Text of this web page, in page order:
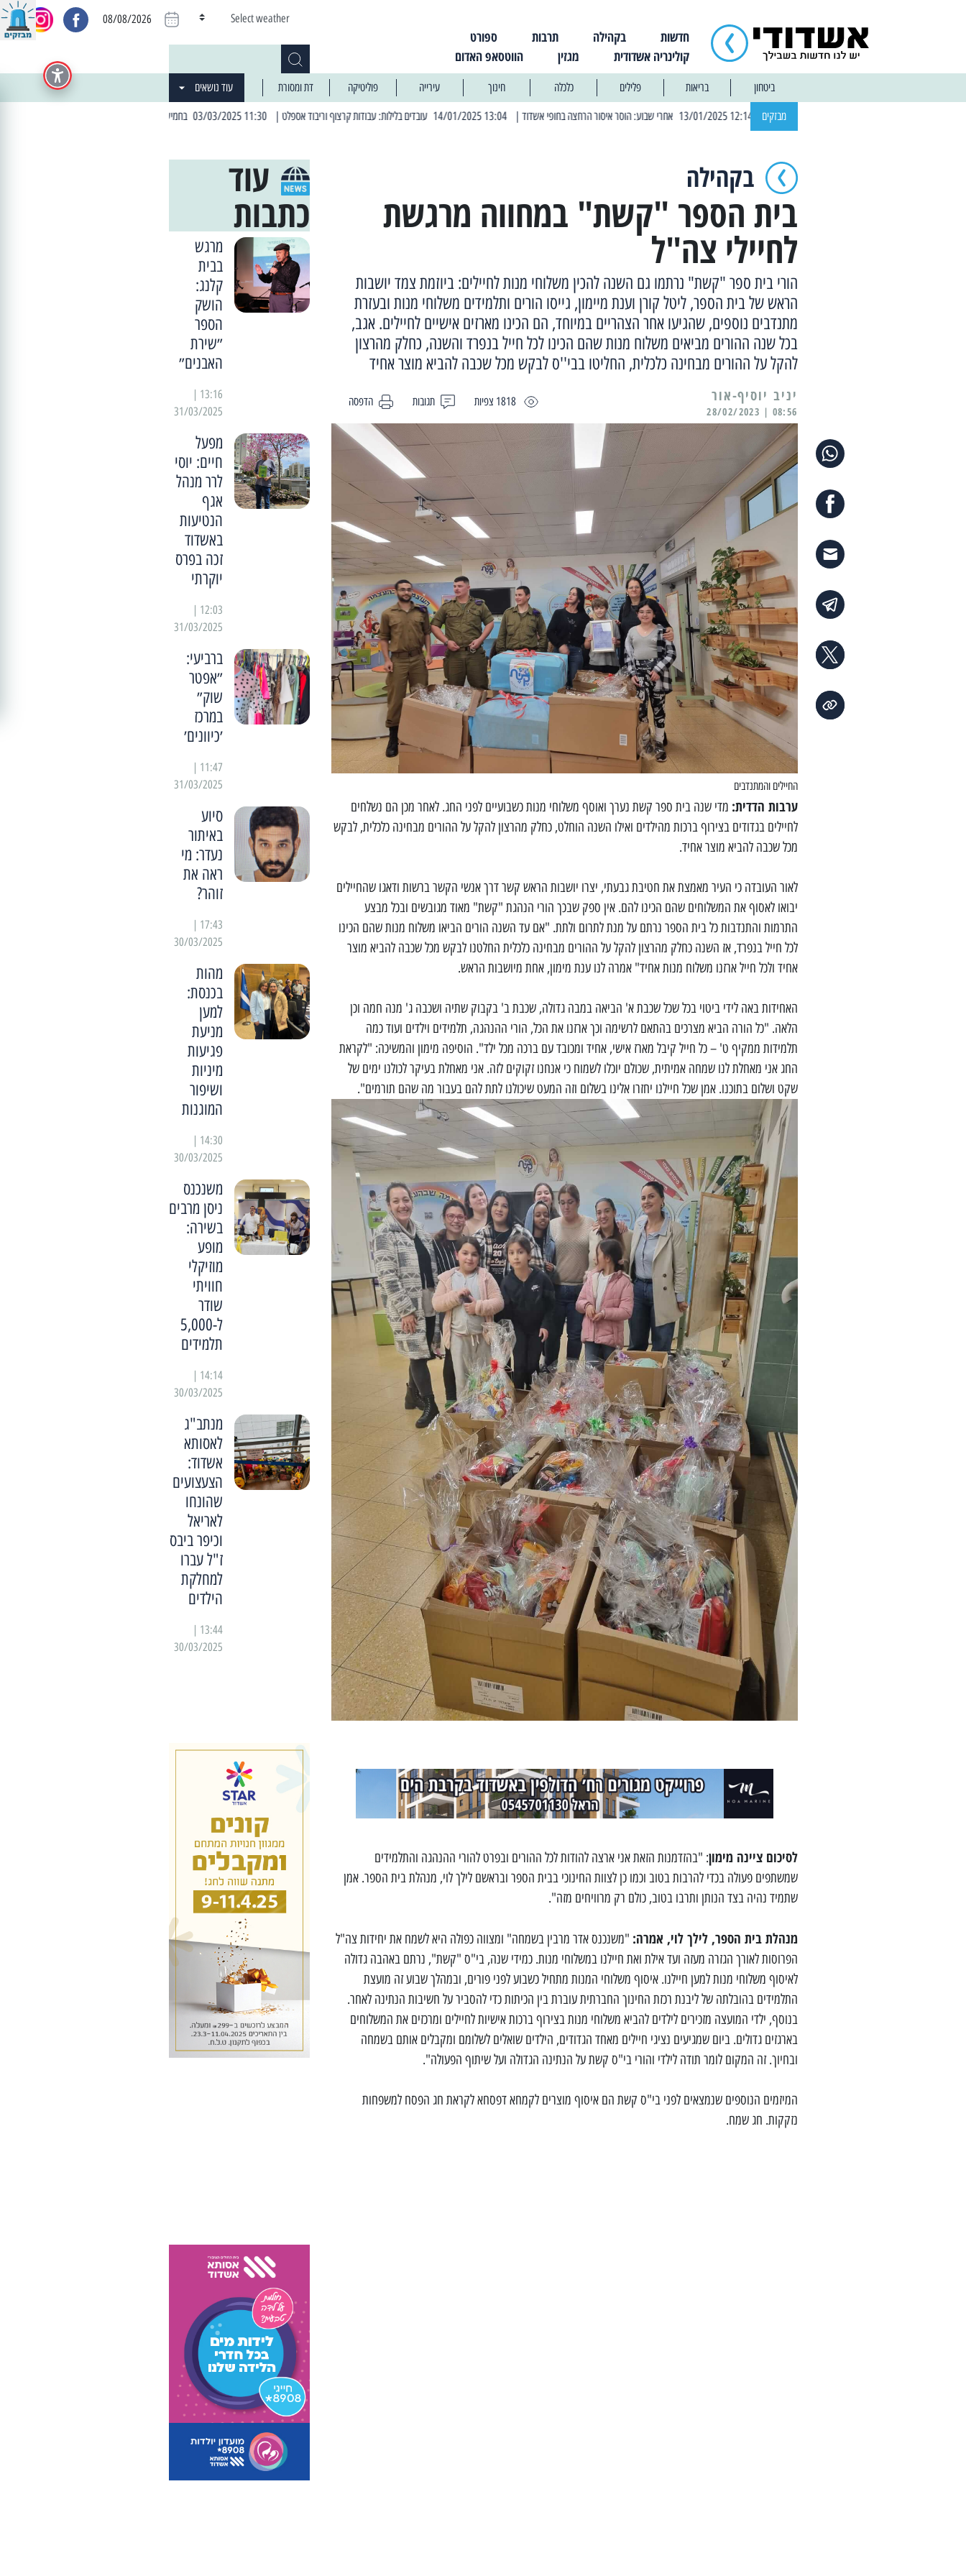
חדשות בקהילה תרבות
ספורט
קולינריה אשדודית
מגזין הווטסאפ האדום
Select weather
08/08/2026
ביטחון בריאות פלילים כלכלה חינוך עירייה פוליטיקה דת ומסורת עוד נושאים
מבזקים | 13:04 14/01/2025 עובדים בלילות: עבודות קרצוף וריבוד אספלט | 11:30 03/03/2025 בחמישי הקרוב: הרחובות בהם תהיה הפסקת חשמל יזומה
בקהילה
בית הספר "קשת" במחווה מרגשת
לחיילי צה"ל
הורי בית ספר "קשת" נרתמו גם השנה להכין משלוחי מנות לחיילים: ביוזמת צמד יושבות
הראש של בית הספר, ליטל קורן וענת מיימון, גייסו הורים ותלמידים משלוחי מנות ובעזרת
מתנדבים נוספים, שהגיעו אחר הצהריים במיוחד, הם הכינו מארזים אישיים לחיילים. אגב,
בכל שנה ההורים מביאים משלוח מנות שהם הכינו לכל חייל בנפרד והשנה, כחלק מהרצון
להקל על ההורים מבחינה כלכלית, החליטו בבי''ס לבקש מכל שכבה להביא מוצר אחיד
1818 צפיות תגובות הדפסה יניב יוסיף-אור
08:56 | 28/02/2023
החיילים והמתנדבים
ערבות הדדית: מדי שנה בית ספר קשת נערך ואוסף משלוחי מנות כשבועיים לפני החג. לאחר מכן הם נשלחים
לחיילים בגדודים בצירוף ברכות מהילדים ואילו השנה הוחלט, כחלק מהרצון להקל על ההורים מבחינה כלכלית, לבקש
מכל שכבה להביא מוצר אחיד.
לאור העובדה כי העיר מאמצת את חטיבת גבעתי, יצרו יושבות הראש קשר דרך אנשי הקשר ברשות ודאגו שהחיילים
יבואו לאסוף את המשלוחים שהם הכינו להם. אין ספק שבכך הורי הנהגת "קשת" מאוד מגובשים ובכל מבצע
התרמות והתנדבות כל בית הספר נרתם על מנת לתרום ולתת. "אם עד השנה הורים הביאו משלוח מנות שהם הכינו
לכל חייל בנפרד, אז השנה כחלק מהרצון להקל על ההורים מבחינה כלכלית החלטנו לבקש מכל שכבה להביא מוצר
אחיד ולכל חייל ארזנו משלוח מנות אחיד" אמרה לנו ענת מימון, אחת מיושבות הראש.
האחידות באה לידי ביטוי בכל שכל שכבת א' הביאה במבה גדולה, שכבת ב' בקבוק שתיה ושכבה ג' מנה חמה וכן
הלאה. "כל הורה הביא מצרכים בהתאם לרשימה וכך ארזנו את הכל, הורי ההנהגה, תלמידים וילדים ועוד כמה
תלמידות ממקיף ט' – כל חייל קיבל מארז אישי, אחיד ומכובד עם ברכה מכל ילד". הוסיפה מימון והמשיכה: "לקראת
החג אני מאחלת לנו שמחה אמיתית, שכולם יוכלו לשמוח כי אנחנו זקוקים לזה. אני מאחלת בעיקר לכולנו ימים של
שקט ושלום בתוכנו. אמן שכל חיילנו יחזרו אלינו בשלום וזה המעט שיכולנו לתת להם בעבור מה שהם תורמים".
לסיכום ציינה מימון: "בהזדמנות הזאת אני ארצה להודות לכל ההורים ובפרט להורי ההנהגה והתלמידים
שמשתפים פעולה בכדי להרבות בטוב וכמו כן לצוות החינוכי בבית הספר ובראשם לילך לוי, מנהלת בית הספר. אמן
שתמיד נהיה בצד הנותן ותרבו בטוב, כולם רק מרוויחים מזה".
מנהלת בית הספר, לילך לוי, אמרה: "משנכנס אדר מרבין בשמחה" ומצווה כפולה היא לשמח את יחידות צה"ל
הפרוסות לאורך הגזרה מעזה ועד אילת ואת חיילנו במשלוחי מנות. כמידי שנה, בי"ס "קשת", נרתם באהבה גדולה
לאיסוף משלוחי מנות למען חיילנו. איסוף משלוחי המנות מתחיל כשבוע לפני פורים, ובמהלך שבוע זה מועצת
התלמידים בהובלתה של ליבנת רכזת החינוך החברתית עוברת בין הכיתות כדי להסביר על חשיבות הנתינה לאחר.
בנוסף, ילדי המועצה מזכירים לילדים להביא משלוחי מנות בצירוף ברכות אישיות לחיילים ומרכזים את המשלוחים
בארגזים גדולים. ביום שמגיעים נציגי חיילים מאחד הגדודים, הילדים שואלים לשלומם ומקבלים אותם בשמחה
ובחיוך. זה המקום לומר תודה לילדי והורי בי"ס קשת על הנתינה הגדולה ועל שיתוף הפעולה".
המיזמים הנוספים שנמצאים לפני בי"ס קשת הם איסוף מוצרים לקמחא דפסחא לקראת חג הפסח למשפחות
נזקקות. חג שמח.
עוד
כתבות
מרגש
בבית
קלנג:
הושק
הספר
״שירת
האבנים״
31/03/2025
מפעל
חיים: יוסי
לרר מנהל
אגף
הנטיעות
באשדוד
זכה בפרס
יוקרתי
31/03/2025
ברביעי:
״אפטר
שוק״
במרכז
׳כיוונים׳
31/03/2025
סיוע
באיתור
נעדר: מי
ראה את
זוהר?
30/03/2025
מהות
בכנסת:
למען
מניעת
פגיעות
מיניות
ושיפור
המוגנות
30/03/2025
משנכנס
ניסן מרבים
בשירה:
מופע
מוזיקלי
חוויתי
שודר
ל-5,000
תלמידים
30/03/2025
מנתב"ג
לאסותא
אשדוד:
הצעצועים
שהונחו
לאריאל
וכיפר ביבס
ז"ל עברו
למחלקת
הילדים
30/03/2025